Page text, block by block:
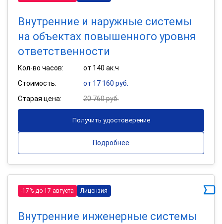
Внутренние и наружные системы
на объектах повышенного уровня
ответственности
Кол-во часов:
от 140 ак.ч
Стоимость:
от 17 160 руб.
Старая цена:
20 760 руб.
Получить удостоверение
Подробнее
-17% до 17 августа Лицензия
Внутренние инженерные системы